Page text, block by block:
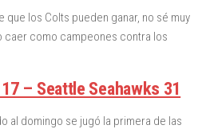
que los Colts pueden ganar, no sé muy
caer como campeones contra los
– Seattle Seahawks 31
al domingo se jugó la primera de las